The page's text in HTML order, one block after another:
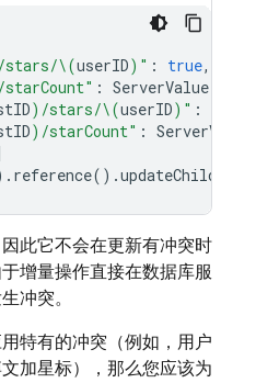
/stars/\(userID) " : true,
/starCount" : ServerValue
) /stars/\(userID) " :
) /starCount" : ServerValue
reference().
此它不会在更新有冲突时
增量操作直接在数据库服
冲突。
特有的冲突（例如，用户
加星标），那么您应该为